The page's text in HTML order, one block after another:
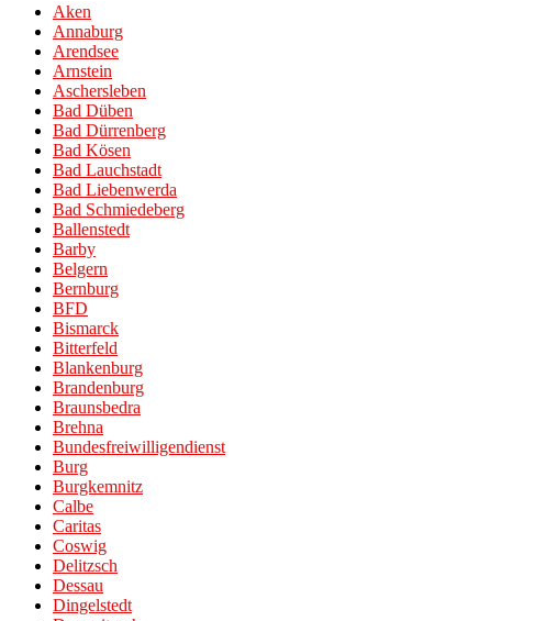
Aken
Annaburg
Arendsee
Arnstein
Aschersleben
Bad Düben
Bad Dürrenberg
Bad Kösen
Bad Lauchstadt
Bad Liebenwerda
Bad Schmiedeberg
Ballenstedt
Barby
Belgern
Bernburg
BFD
Bismarck
Bitterfeld
Blankenburg
Brandenburg
Braunsbedra
Brehna
Bundesfreiwilligendienst
Burg
Burgkemnitz
Calbe
Caritas
Coswig
Delitzsch
Dessau
Dingelstedt